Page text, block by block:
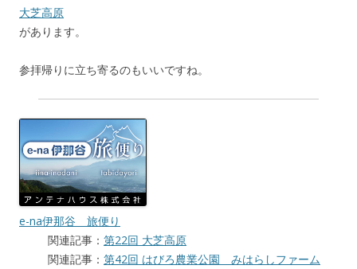
大芝高原
があります。
参拝帰りに立ち寄るのもいいですね。
e-na伊那谷 旅便り
関連記事： 第22回 大芝高原
関連記事： 第42回 はびろ農業公園 みはらしファーム